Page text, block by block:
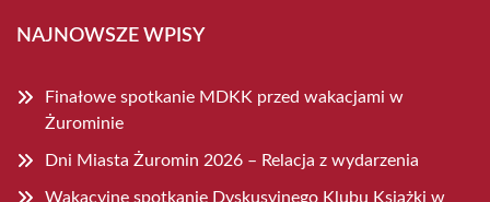
NAJNOWSZE WPISY
Finałowe spotkanie MDKK przed wakacjami w
Żurominie
Dni Miasta Żuromin 2026 – Relacja z wydarzenia
Wakacyjne spotkanie Dyskusyjnego Klubu Książki w